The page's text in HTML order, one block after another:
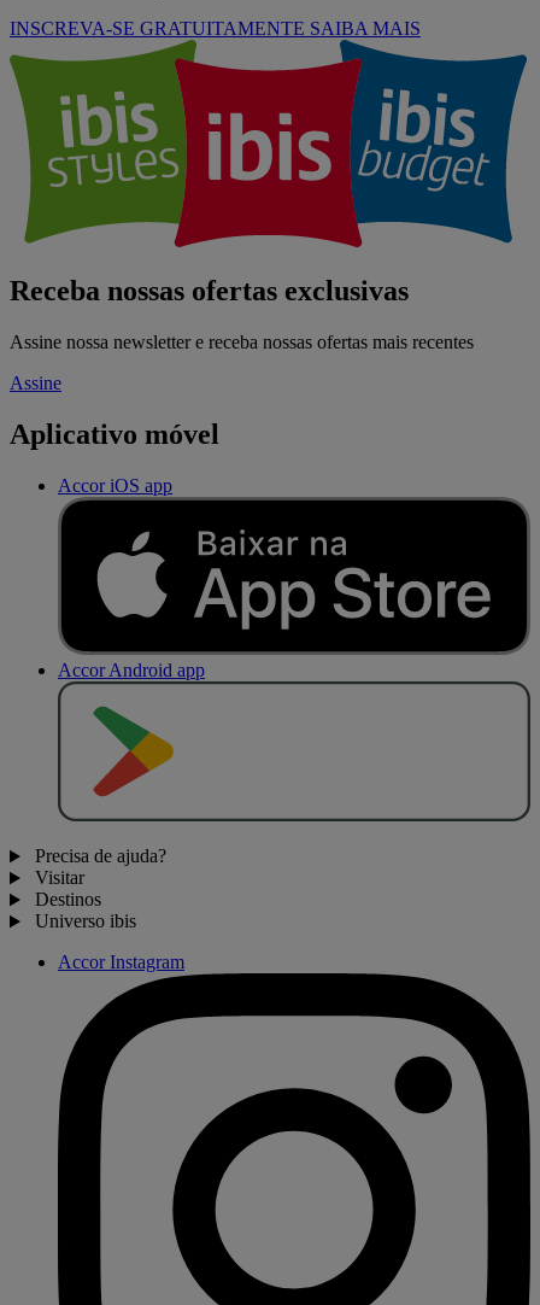
INSCREVA-SE GRATUITAMENTE SAIBA MAIS
Receba nossas ofertas exclusivas
Assine nossa newsletter e receba nossas ofertas mais recentes
Assine
Aplicativo móvel
Accor iOS app
Accor Android app
Precisa de ajuda?
Visitar
Destinos
Universo ibis
Accor Instagram